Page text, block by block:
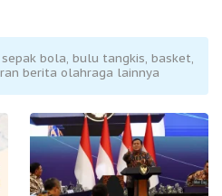
bola, bulu tangkis, basket,
berita olahraga lainnya